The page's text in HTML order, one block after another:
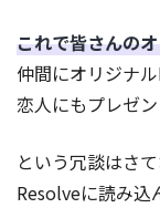
これで皆さんの
仲間にオリジナ
恋人にもプレゼン
という冗談はさ
Resolveに読み込